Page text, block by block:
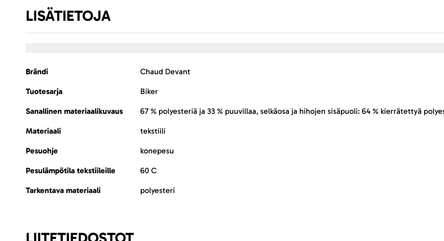
LISÄTIETOJA
Lisätietoja
Brändi Chaud Devant
Tuotesarja Biker
Sanallinen materiaalikuvaus 67 % polyesteriä ja 33 % puuvillaa, selkäosa ja hihojen sisäpuoli: 64 % kierrätettyä
Materiaali tekstiili
Pesuohje konepesu
Pesulämpötila tekstiileille 60 C
Tarkentava materiaali polyesteri